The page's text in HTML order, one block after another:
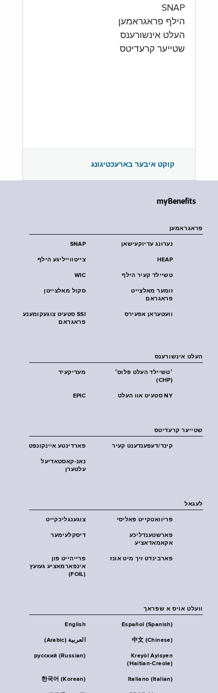
SNAP
הילף פראגראמען
העלט אינשורענס
שטייער קרעדיטס
קוקט איבער בארעכטיגונג
myBenefits
פראגראמען
SNAP נערונג עדיוקעישאן
צייטווייליגע הילף HEAP
WIC טשיילד קעיר הילף
סקול מאלצייטן
זומער מאלצייט
פראגראם
SSI סטעיט צוגעקומענע
פראגראם
וועטעראן אפעירס
העלט אינשורענס
מעדיקעיד
׳טשיילד העלט פּלוס׳
(CHP)
EPIC NY סטעיט אוו העלט
שטייער קרעדיטס
פארדינטע איינקונפט קינד/דעפענדענט קעיר
נאנ-קאסטאדיעל
עלטערן
לעגאל
צוגענגליכקייט פּריוואטקייט פּאליסי
דיסקלעימער
פארשטענדליכע
אקאמאדאציע
פרייהייט פון
אינפארמאציע געזעץ
(FOIL)
פארבינדט זיך מיט אונז
וועלט אויס א שפראך
English Español (Spanish)
العربية (Arabic) 中文 (Chinese)
русский (Russian)
Kreyòl Ayisyen
(Haitian-Creole)
한국어 (Korean) Italiano (Italian)